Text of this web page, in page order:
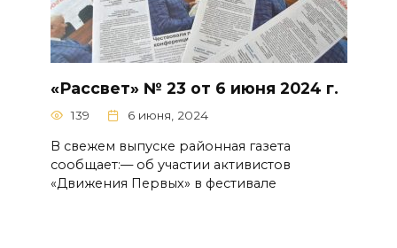
«Рассвет» № 23 от 6 июня 2024 г.
139 6 июня, 2024
В свежем выпуске районная газета
сообщает:— об участии активистов
«Движения Первых» в фестивале